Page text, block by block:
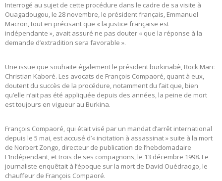
Interrogé au sujet de cette procédure dans le cadre de sa visite à
Ouagadougou, le 28 novembre, le président français, Emmanuel
Macron, tout en précisant que « la justice française est
indépendante », avait assuré ne pas douter « que la réponse à la
demande d’extradition sera favorable ».
Une issue que souhaite également le président burkinabè, Rock Marc
Christian Kaboré. Les avocats de François Compaoré, quant à eux,
doutent du succès de la procédure, notamment du fait que, bien
qu’elle n’ait pas été appliquée depuis des années, la peine de mort
est toujours en vigueur au Burkina.
François Compaoré, qui était visé par un mandat d’arrêt international
depuis le 5 mai, est accusé d’« incitation à assassinat » suite à la mort
de Norbert Zongo, directeur de publication de l’hebdomadaire
L’Indépendant, et trois de ses compagnons, le 13 décembre 1998. Le
journaliste enquêtait à l’époque sur la mort de David Ouédraogo, le
chauffeur de François Compaoré.